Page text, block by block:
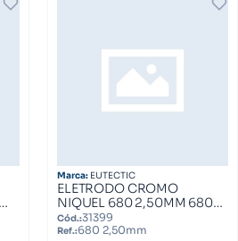
Marca: EUTECTIC
ELETRODO CROMO
NIQUEL 680 2,50MM 680
2,50mm
Cód.:31399
Ref.:680 2,50mm